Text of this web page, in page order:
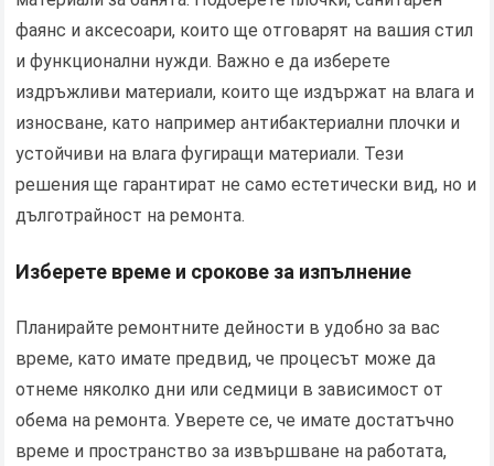
фаянс и аксесоари, които ще отговарят на вашия стил
и функционални нужди. Важно е да изберете
издръжливи материали, които ще издържат на влага и
износване, като например антибактериални плочки и
устойчиви на влага фугиращи материали. Тези
решения ще гарантират не само естетически вид, но и
дълготрайност на ремонта.
Изберете време и срокове за изпълнение
Планирайте ремонтните дейности в удобно за вас
време, като имате предвид, че процесът може да
отнеме няколко дни или седмици в зависимост от
обема на ремонта. Уверете се, че имате достатъчно
време и пространство за извършване на работата,